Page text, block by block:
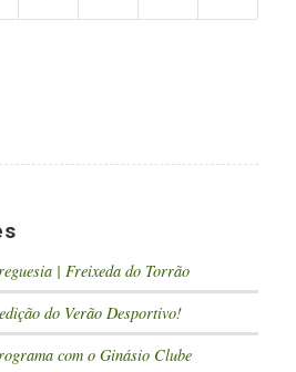
| Freixeda do Torrão
do Verão Desportivo!
com o Ginásio Clube